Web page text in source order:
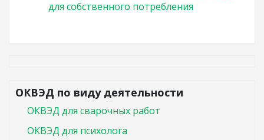
для собственного потребления
ОКВЭД по виду деятельности
ОКВЭД для сварочных работ
ОКВЭД для психолога